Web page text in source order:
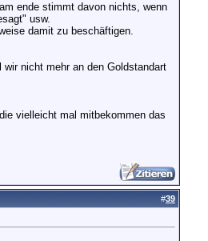
ende stimmt davon nichts, wenn
usw.
damit zu beschäftigen.
nicht mehr an den Goldstandart
vielleicht mal mitbekommen das
#39